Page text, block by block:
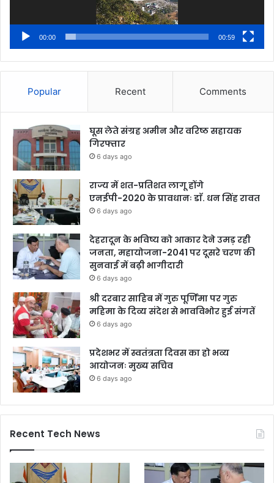
00:00 00:59
Popular Recent Comments
घूस लेते संग्रह अमीन और वरिष्ठ सहायक
गिरफ्तार
6 days ago
राज्य में शत-प्रतिशत लागू होंगे
एनईपी-2020 के प्रावधानः डाॅ. धन सिंह रावत
6 days ago
देहरादून के भविष्य को आकार देने उमड़ रही
जनता, महायोजना-2041 पर दूसरे चरण की
सुनवाई में बढ़ी भागीदारी
6 days ago
श्री दरबार साहिब में गुरु पूर्णिमा पर गुरु
महिमा के दिव्य संदेश से भावविभोर हुई संगतें
6 days ago
प्रदेशभर में स्वतंत्रता दिवस का हो भव्य
आयोजनः मुख्य सचिव
6 days ago
Recent Tech News